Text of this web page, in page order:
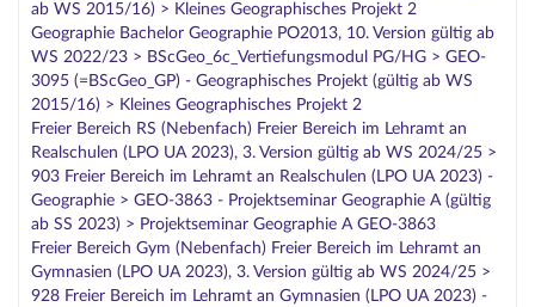
ab WS 2015/16) > Kleines Geographisches Projekt 2
Geographie Bachelor Geographie PO2013, 10. Version gültig ab
WS 2022/23 > BScGeo_6c_Vertiefungsmodul PG/HG > GEO-
3095 (=BScGeo_GP) - Geographisches Projekt (gültig ab WS
2015/16) > Kleines Geographisches Projekt 2
Freier Bereich RS (Nebenfach) Freier Bereich im Lehramt an
Realschulen (LPO UA 2023), 3. Version gültig ab WS 2024/25 >
903 Freier Bereich im Lehramt an Realschulen (LPO UA 2023) -
Geographie > GEO-3863 - Projektseminar Geographie A (gültig
ab SS 2023) > Projektseminar Geographie A GEO-3863
Freier Bereich Gym (Nebenfach) Freier Bereich im Lehramt an
Gymnasien (LPO UA 2023), 3. Version gültig ab WS 2024/25 >
928 Freier Bereich im Lehramt an Gymnasien (LPO UA 2023) -